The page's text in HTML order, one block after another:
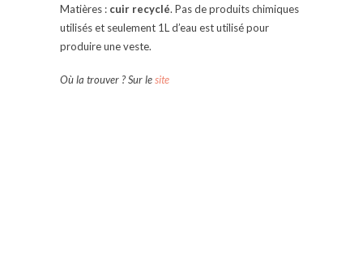
Matières : cuir recyclé. Pas de produits chimiques
utilisés et seulement 1L d’eau est utilisé pour
produire une veste.
Où la trouver ? Sur lesite